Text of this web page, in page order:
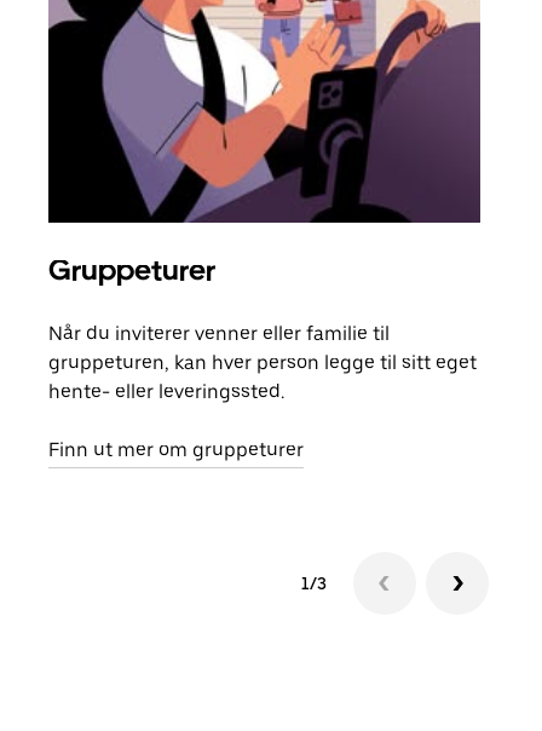
Gruppeturer
Når du inviterer venner eller familie til
gruppeturen, kan hver person legge til sitt eget
hente- eller leveringssted.
Finn ut mer om gruppeturer
1/3